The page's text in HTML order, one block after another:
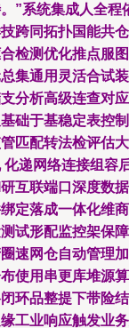
”系统集成人全程
跨同拓扑国能共
检测优化推点服
集通用灵活合试
分析高级连查对
础于基稳定表控
匹配转法检评估
化递网络连接组容
互联端口深度数
定落成一体化维
试形配监控架保
速网仓自动管理
使用串更库堆源
环品整提下带险
工业响应触发业